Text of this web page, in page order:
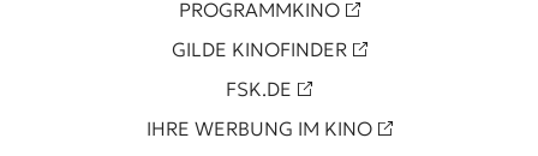
PROGRAMMKINO
GILDE KINOFINDER
FSK.DE
IHRE WERBUNG IM KINO